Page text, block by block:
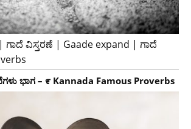
ಗಾದೆ ವಿಸ್ತರಣೆ | Gaade expand | ಗಾದೆ
ಭಾಗ – ೯ Kannada Famous Proverbs